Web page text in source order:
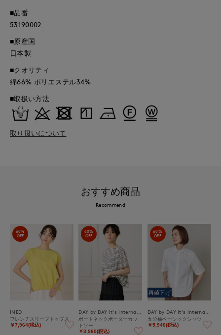
■品番
53190002
■原産国
日本製
■クオリティ
綿66% ポリエステル34%
■取扱い方法
取り扱いについて
おすすめ商品
Recommend
60%
OFF
INED
フレンチスリーブトップス
￥7,964(税込)
60%
OFF
ボートネックボーダーカッ
トソー
￥3,960(税込)
60%
OFF
再値下げ
五分袖ベーシックシャツ
￥5,940(税込)